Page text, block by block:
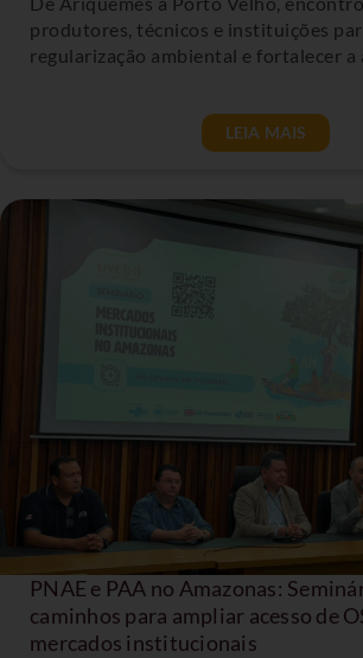
produtores, técnicos e instituições
regularização ambiental e fortalecer
LEIA MAIS
PNAE e PAA no Amazonas:
caminhos para ampliar acesso de
mercados institucionais